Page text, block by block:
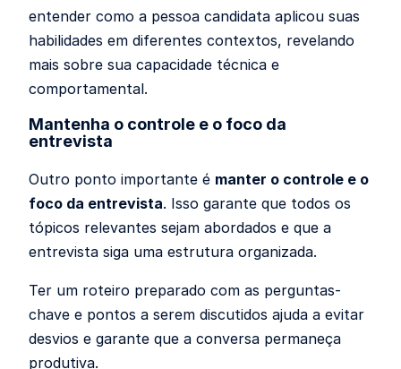
entender como a pessoa candidata aplicou suas
habilidades em diferentes contextos, revelando
mais sobre sua capacidade técnica e
comportamental.
Mantenha o controle e o foco da
entrevista
Outro ponto importante é manter o controle e o
foco da entrevista. Isso garante que todos os
tópicos relevantes sejam abordados e que a
entrevista siga uma estrutura organizada.
Ter um roteiro preparado com as perguntas-
chave e pontos a serem discutidos ajuda a evitar
desvios e garante que a conversa permaneça
produtiva.